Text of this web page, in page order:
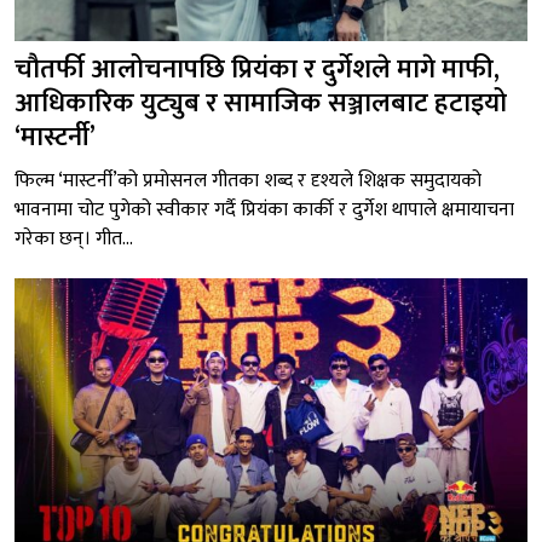
चौतर्फी आलोचनापछि प्रियंका र दुर्गेशले मागे माफी,
आधिकारिक युट्युब र सामाजिक सञ्जालबाट हटाइयो
‘मास्टर्नी’
फिल्म ‘मास्टर्नी’को प्रमोसनल गीतका शब्द र दृश्यले शिक्षक समुदायको
भावनामा चोट पुगेको स्वीकार गर्दै प्रियंका कार्की र दुर्गेश थापाले क्षमायाचना
गरेका छन्। गीत...